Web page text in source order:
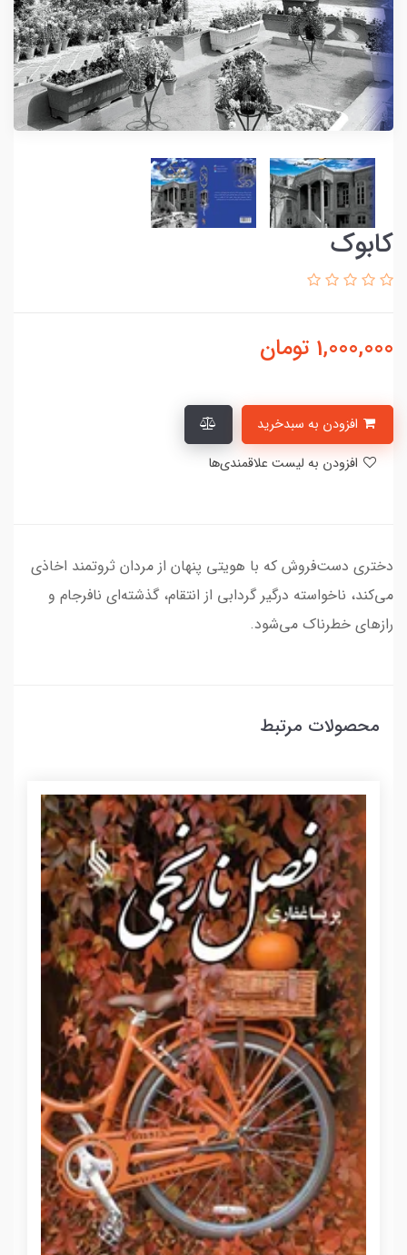
کابوک
1,000,000 تومان
دختری دست‌فروش که با هویتی پنهان از مردان ثروتمند اخاذی
می‌کند، ناخواسته درگیر گردابی از انتقام، گذشته‌ای نافرجام و
رازهای خطرناک می‌شود.
محصولات مرتبط